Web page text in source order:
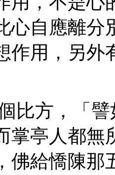
心自應離分
作用，另外
比方，「
掌亭人都無
佛給憍陳那